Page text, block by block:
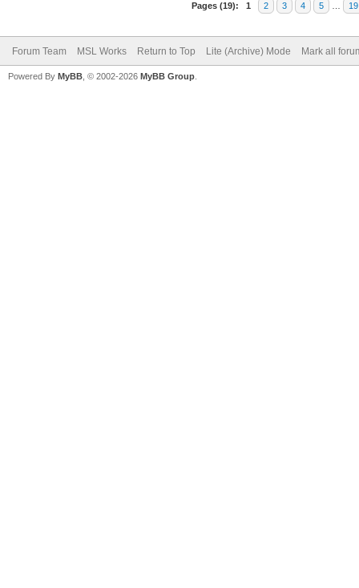
Pages (19): 1 2 3 4 5 19
Forum Team MSL Works Return to Top Lite (Archive) Mode Mark all
Powered By MyBB , © 2002-2026 MyBB Group